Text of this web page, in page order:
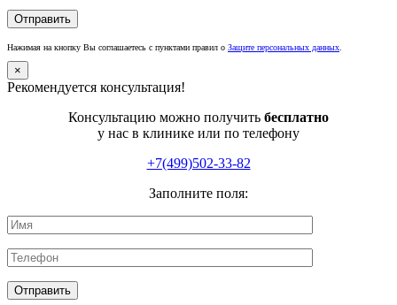
Нажимая на кнопку Вы соглашаетесь с пунктами правил о Защите персональных данных
×
Рекомендуется консультация!
Консультацию можно получить бесплатно
у нас в клинике или по телефону
+7(499)502-33-82
Заполните поля: